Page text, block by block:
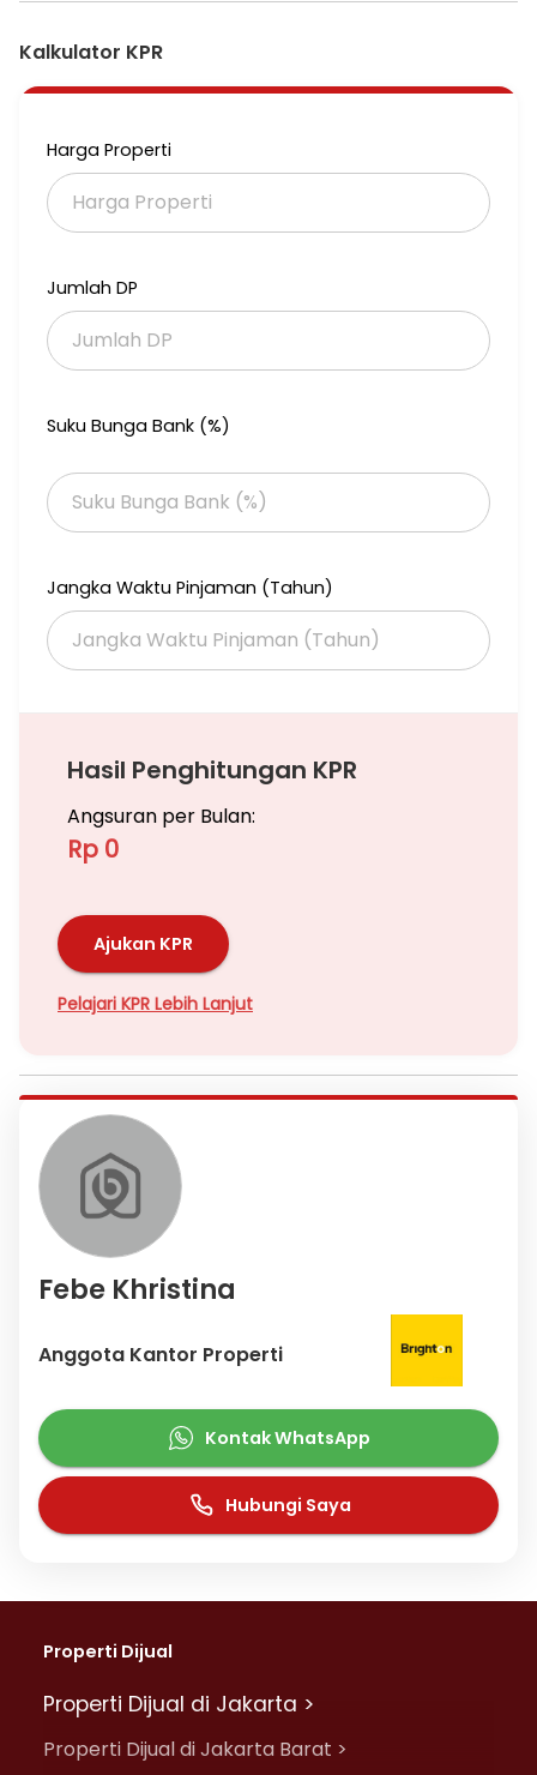
Kalkulator KPR
Harga Properti
Jumlah DP
Suku Bunga Bank (%)
Jangka Waktu Pinjaman (Tahun)
Hasil Penghitungan KPR
Angsuran per Bulan:
Rp 0
Ajukan KPR
Pelajari KPR Lebih Lanjut
Febe Khristina
Anggota Kantor Properti
Kontak WhatsApp
Hubungi Saya
Properti Dijual
Properti Dijual di Jakarta >
Properti Dijual di Jakarta Barat >